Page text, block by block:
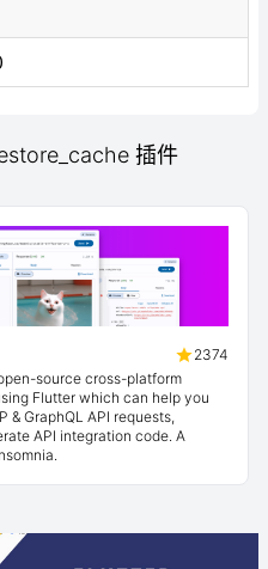
插件
2374
source cross-platform
Flutter which can help you
& GraphQL API requests,
API integration code. A